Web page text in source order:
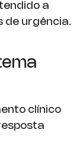
a
de urgência.
clínico